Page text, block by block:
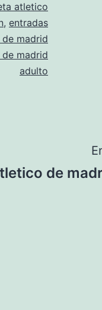
atletico
, entradas
madrid
madrid
adulto
de